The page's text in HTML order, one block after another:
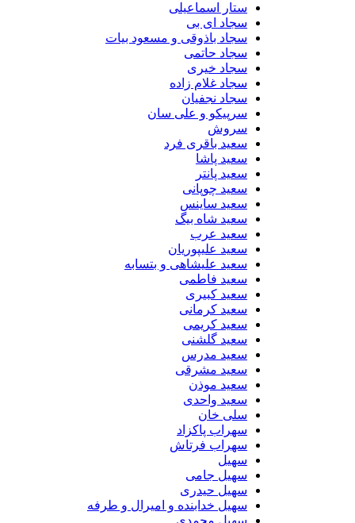
ستار اسماعیلی
سجاد ای بی
سجاد باذوقی و مسعود بیات
سجاد حاتمی
سجاد خیری
سجاد غلام زاده
سجاد نجفیان
سرپیکو و علی سان
سروش
سعید باقری فرد
سعید پاشا
سعید پانتر
سعید چوپانی
سعید ساینس
سعید شاه بیگ
سعید عرب
سعید علیپوریان
سعید علیشاهی و بتسابه
سعید فاطمی
سعید کبیری
سعید کرمانی
سعید کریمی
سعید گلشنی
سعید مدرس
سعید مشرقی
سعید موذن
سعید واحدی
سلی خان
سهراب پاکزاد
سهراب فرتاش
سهیل جامی
سهیل حیدری
سهیل خدابنده و امیرال و طرفه
سهیل محمدی